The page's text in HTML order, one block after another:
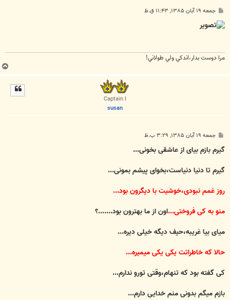
پ
ت
جمعه ۱۹ آبان ۱۳۸۵, ۱۱:۴۳ ق.ظ
مرا دوست بدار،اندكي ولي طولاني!
ب
ا
Captain I
susan
پ
ت
جمعه ۱۹ آبان ۱۳۸۵, ۳:۲۹ ب.ظ
گیرم بازم بیای از عاشقی بخونی...
گیرم تا دنیا دنیاست،بخوای پیشم بمونی...
روز غمم نبودی،خوشیت با دیگرون بود...
منو به کی فروختی...اون از ما بهترون بود.......؟
میای بیا غریبه،حیف دیگه خیلی دیره...
حالا که خاطراتت یکی یکی میمیره...
کی گفته بود که تنهام،وقتی تورو ندارم...
بازم میگم بدونی منم خدایی دارم...